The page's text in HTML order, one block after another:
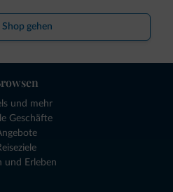
gehen
und mehr
Geschäfte
und Erleben